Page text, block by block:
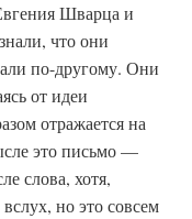
Шварца и
что они
по-другому. Они
от идеи
отражается на
это письмо —
слова, хотя,
но это совсем